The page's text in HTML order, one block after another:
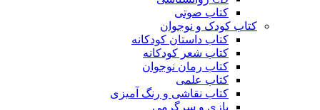
کتاب صوتی
کتاب کودک و نوجوان
کتاب داستان کودکانه
کتاب شعر کودکانه
کتاب رمان نوجوان
کتاب علمی
کتاب نقاشی و رنگ آمیزی
بازی و سرگرمی